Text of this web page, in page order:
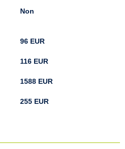
Non
96 EUR
116 EUR
1588 EUR
255 EUR